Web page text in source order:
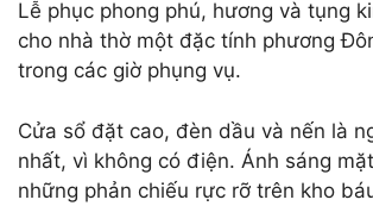
Lễ phục phong phú, hương và tụng
cho nhà thờ một đặc tính phương
trong các giờ phụng vụ.
Cửa sổ đặt cao, đèn dầu và nến là
nhất, vì không có điện. Ánh sáng
những phản chiếu rực rỡ trên kho